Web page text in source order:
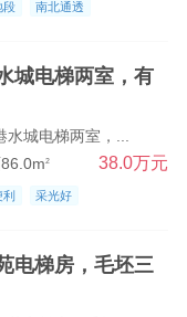
段 南北通透
城电梯两室，有
城电梯两室，...
2 38.0万元
采光好
电梯房，毛坯三